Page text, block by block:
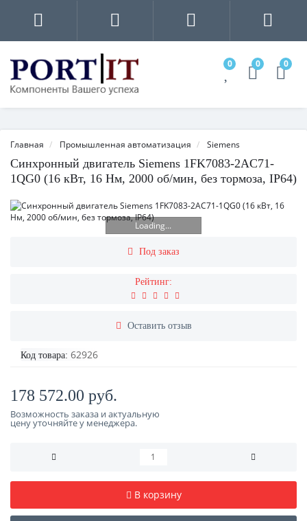
0 0 0
Главная Промышленная автоматизация Siemens
Синхронный двигатель Siemens 1FK7083-2AC71-
1QG0 (16 кВт, 16 Нм, 2000 об/мин, без тормоза, IP64)
Loading...
Под заказ
Рейтинг:
Оставить отзыв
Код товара: 62926
178 572.00 руб.
Возможность заказа и актуальную
цену уточняйте у менеджера.
В корзину